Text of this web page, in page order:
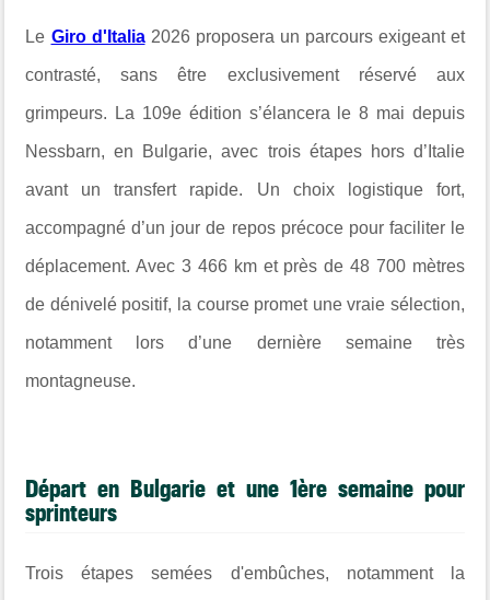
Le Giro d'Italia2026 proposera un parcours exigeant et
contrasté, sans être exclusivement réservé aux
grimpeurs. La 109e édition s’élancera le 8 mai depuis
Nessbarn, en Bulgarie, avec trois étapes hors d’Italie
avant un transfert rapide. Un choix logistique fort,
accompagné d’un jour de repos précoce pour faciliter le
déplacement. Avec 3 466 km et près de 48 700 mètres
de dénivelé positif, la course promet une vraie sélection,
notamment lors d’une dernière semaine très
montagneuse.
Départ en Bulgarie et une 1ère semaine pour
sprinteurs
Trois étapes semées d'embûches, notamment la